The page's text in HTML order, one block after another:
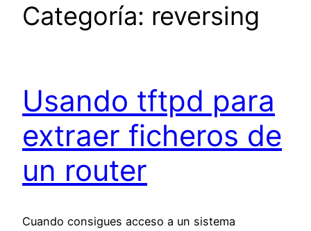
Categoría: reversing
Usando tftpd para
extraer ficheros de
un router
Cuando consigues acceso a un sistema